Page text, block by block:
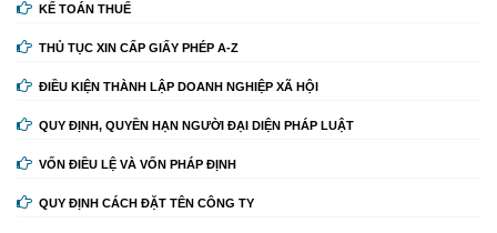
KẾ TOÁN THUẾ
THỦ TỤC XIN CẤP GIẤY PHÉP A-Z
ĐIỀU KIỆN THÀNH LẬP DOANH NGHIỆP XÃ HỘI
QUY ĐỊNH, QUYỀN HẠN NGƯỜI ĐẠI DIỆN PHÁP LUẬT
VỐN ĐIỀU LỆ VÀ VỐN PHÁP ĐỊNH
QUY ĐỊNH CÁCH ĐẶT TÊN CÔNG TY